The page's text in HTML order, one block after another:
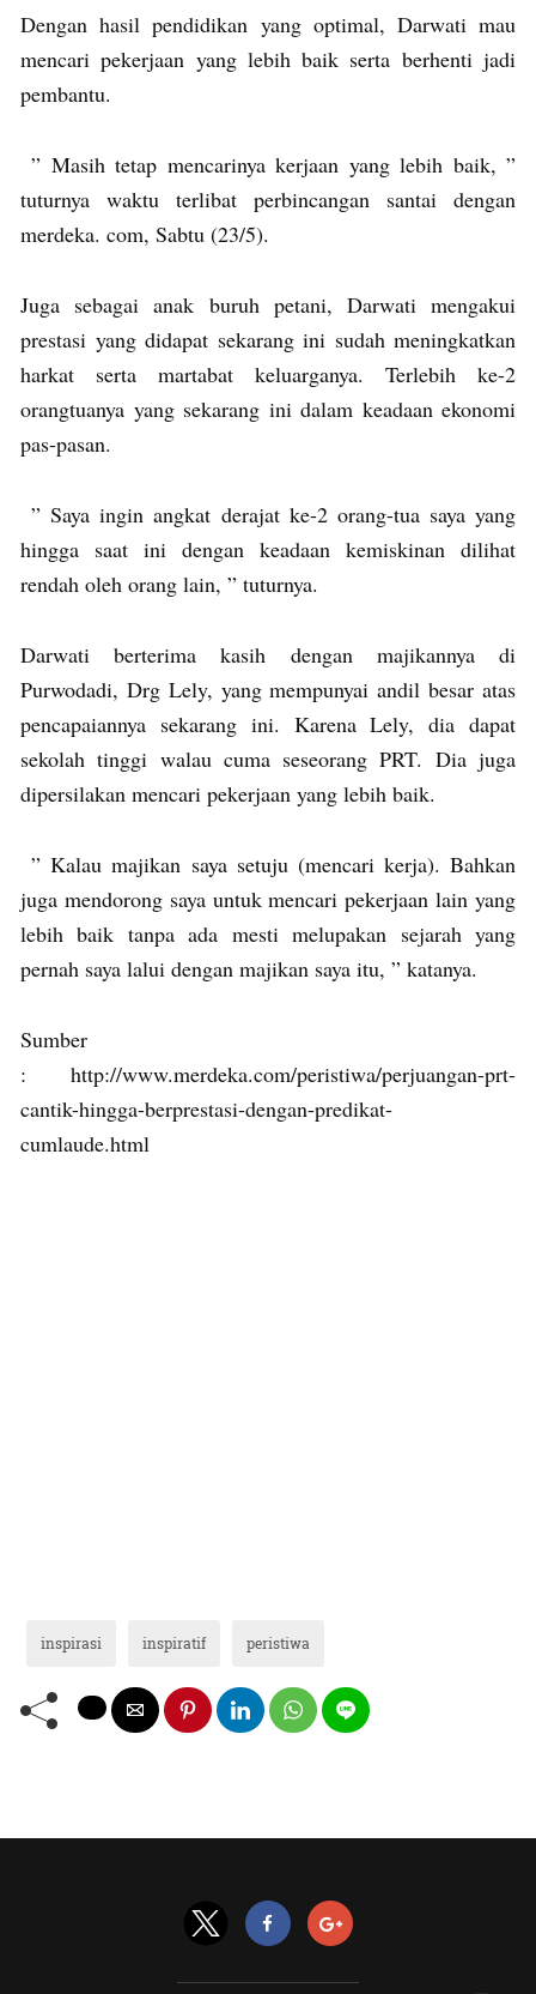
Dengan hasil pendidikan yang optimal, Darwati mau
mencari pekerjaan yang lebih baik serta berhenti jadi
pembantu.
” Masih tetap mencarinya kerjaan yang lebih baik, ”
tuturnya waktu terlibat perbincangan santai dengan
merdeka. com, Sabtu (23/5).
Juga sebagai anak buruh petani, Darwati mengakui
prestasi yang didapat sekarang ini sudah meningkatkan
harkat serta martabat keluarganya. Terlebih ke-2
orangtuanya yang sekarang ini dalam keadaan ekonomi
pas-pasan.
” Saya ingin angkat derajat ke-2 orang-tua saya yang
hingga saat ini dengan keadaan kemiskinan dilihat
rendah oleh orang lain, ” tuturnya.
Darwati berterima kasih dengan majikannya di
Purwodadi, Drg Lely, yang mempunyai andil besar atas
pencapaiannya sekarang ini. Karena Lely, dia dapat
sekolah tinggi walau cuma seseorang PRT. Dia juga
dipersilakan mencari pekerjaan yang lebih baik.
” Kalau majikan saya setuju (mencari kerja). Bahkan
juga mendorong saya untuk mencari pekerjaan lain yang
lebih baik tanpa ada mesti melupakan sejarah yang
pernah saya lalui dengan majikan saya itu, ” katanya.
Sumber
: http://www.merdeka.com/peristiwa/perjuangan-prt-
cantik-hingga-berprestasi-dengan-predikat-
cumlaude.html
inspirasi inspiratif peristiwa